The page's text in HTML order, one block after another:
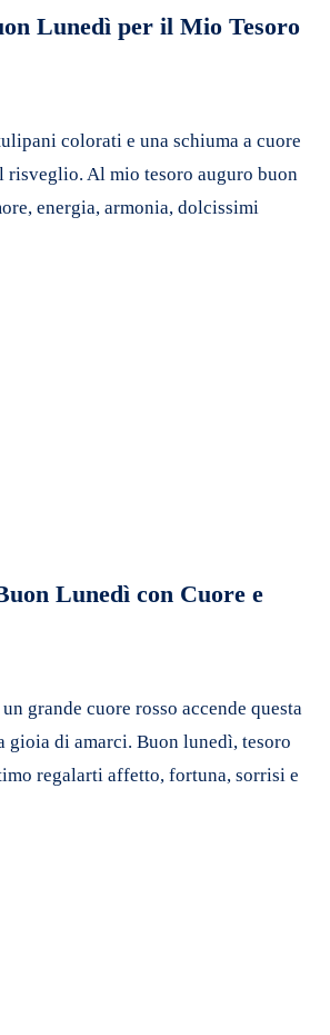
Lunedì per il Mio Tesoro
colorati e una schiuma a cuore
risveglio. Al mio tesoro auguro buon
energia, armonia, dolcissimi
Lunedì con Cuore e
grande cuore rosso accende questa
gioia di amarci. Buon lunedì, tesoro
regalarti affetto, fortuna, sorrisi e